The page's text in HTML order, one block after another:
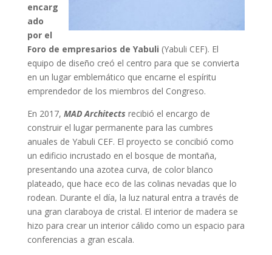
encarg
ado
por el
Foro de empresarios de Yabuli (Yabuli CEF). El
equipo de diseño creó el centro para que se convierta
en un lugar emblemático que encarne el espíritu
emprendedor de los miembros del Congreso.
En 2017, MAD Architects recibió el encargo de
construir el lugar permanente para las cumbres
anuales de Yabuli CEF. El proyecto se concibió como
un edificio incrustado en el bosque de montaña,
presentando una azotea curva, de color blanco
plateado, que hace eco de las colinas nevadas que lo
rodean. Durante el día, la luz natural entra a través de
una gran claraboya de cristal. El interior de madera se
hizo para crear un interior cálido como un espacio para
conferencias a gran escala.